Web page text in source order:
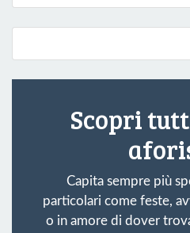
Scopri
Capita sempre più
particolari come feste,
o in amore di dover